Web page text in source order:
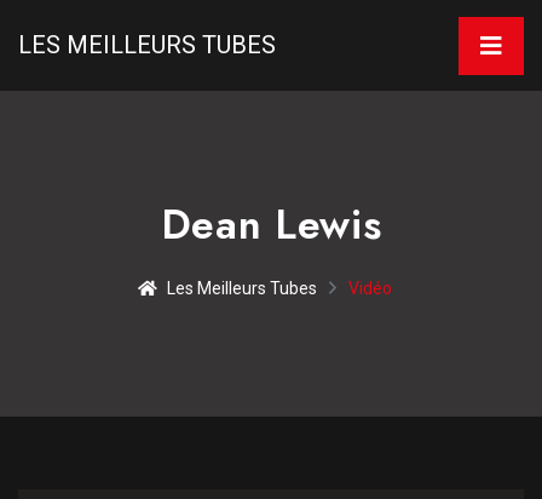
LES MEILLEURS TUBES
Dean Lewis
Les Meilleurs Tubes Vidéo